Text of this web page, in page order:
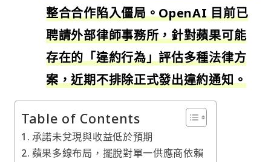
整合合作陷入僵局。OpenAI 目前已
聘請外部律師事務所，針對蘋果可能
存在的「違約行為」評估多種法律方
案，近期不排除正式發出違約通知。
Table of Contents
承諾未兌現與收益低於預期
蘋果多線布局，擺脫對單一供應商依賴